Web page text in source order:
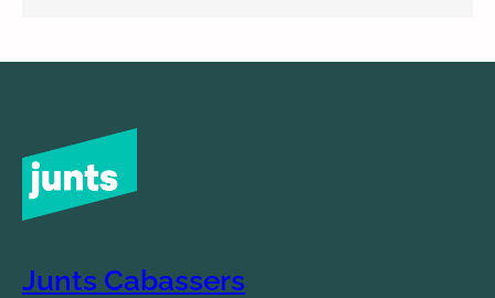
Junts Cabassers